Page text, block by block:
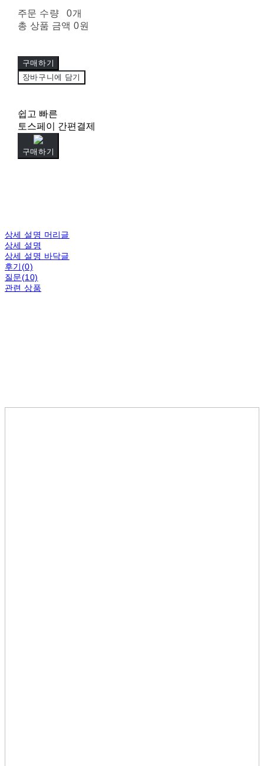
주문 수량
0개
총 상품 금액 0원
구매하기
장바구니에 담기
쉽고 빠른
토스페이 간편결제
구매하기
상세 설명 머리글
상세 설명
상세 설명 바닥글
후기(0)
질문(10)
관련 상품